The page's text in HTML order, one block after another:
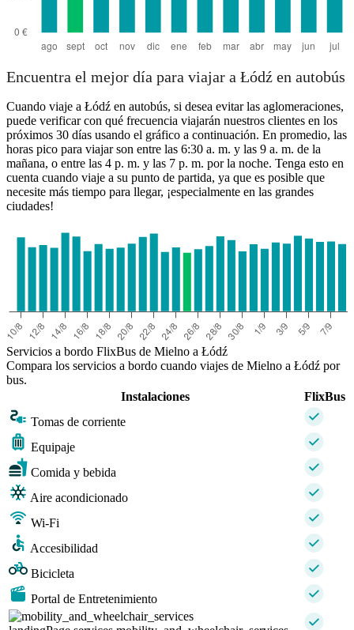
Encuentra el mejor día para viajar a Łódź en autobús
Cuando viaje a Łódź en autobús, si desea evitar las aglomeraciones,
puede verificar con qué frecuencia viajarán nuestros clientes en los
próximos 30 días usando el gráfico a continuación. En promedio, las
horas pico para viajar son entre las 6:30 a. m. y las 9 a. m. de la
mañana, o entre las 4 p. m. y las 7 p. m. por la noche. Tenga esto en
cuenta cuando viaje a su punto de partida, ya que es posible que
necesite más tiempo para llegar, ¡especialmente en las grandes
ciudades!
Servicios a bordo FlixBus de Mielno a Łódź
Compara los servicios a bordo cuando viajes de Mielno a Łódź por
bus.
Instalaciones
FlixBus
Tomas de corriente
Equipaje
Comida y bebida
Aire acondicionado
Wi-Fi
Accesibilidad
Bicicleta
Portal de Entretenimiento